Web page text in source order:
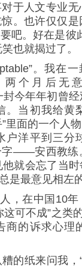
于人文专业
。也许仅仅
吧。好在是彼
也就揭过了。
。我在
个月后无
今年年初曾
。当初我给黄
里面的一个人
户洋平到三分
字——安西教练
就会忘了当
是最意见相左
，在中国10
可不成”之类
商的诉求心理
的纸来问我